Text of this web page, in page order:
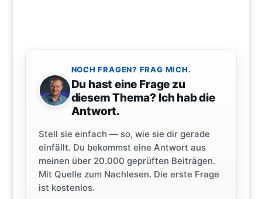
NOCH FRAGEN? FRAG MICH.
Du hast eine Frage zu
diesem Thema? Ich hab die
Antwort.
Stell sie einfach — so, wie sie dir gerade
einfällt. Du bekommst eine Antwort aus
meinen über 20.000 geprüften Beiträgen.
Mit Quelle zum Nachlesen. Die erste Frage
ist kostenlos.